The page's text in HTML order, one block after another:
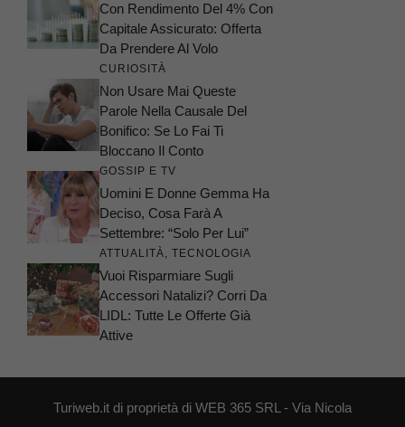
Con Rendimento Del 4% Con
Capitale Assicurato: Offerta
Da Prendere Al Volo
CURIOSITÀ
Non Usare Mai Queste
Parole Nella Causale Del
Bonifico: Se Lo Fai Ti
Bloccano Il Conto
GOSSIP E TV
Uomini E Donne Gemma Ha
Deciso, Cosa Farà A
Settembre: “Solo Per Lui”
ATTUALITÀ, TECNOLOGIA
Vuoi Risparmiare Sugli
Accessori Natalizi? Corri Da
LIDL: Tutte Le Offerte Già
Attive
Turiweb.it di proprietà di WEB 365 SRL - Via Nicola